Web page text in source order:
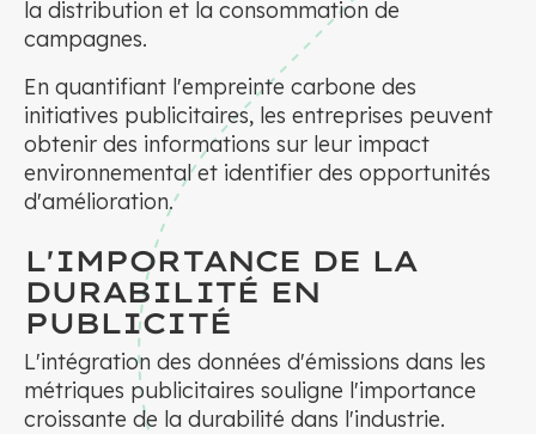
la distribution et la consommation de
campagnes.
En quantifiant l'empreinte carbone des
initiatives publicitaires, les entreprises peuvent
obtenir des informations sur leur impact
environnemental et identifier des opportunités
d'amélioration.
L'IMPORTANCE DE LA
DURABILITÉ EN
PUBLICITÉ
L'intégration des données d'émissions dans les
métriques publicitaires souligne l'importance
croissante de la durabilité dans l'industrie.